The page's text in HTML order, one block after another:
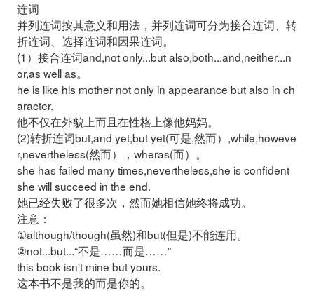
连词
并列连词按其意义和用法，并列连词可分为接合连词、转
折连词、选择连词和因果连词。
(1）接合连词and,not only...but also,both...and,neither...n
or,as well as。
he is like his mother not only in appearance but also in ch
aracter.
他不仅在外貌上而且在性格上像他妈妈。
(2)转折连词but,and yet,but yet(可是,然而）,while,howeve
r,nevertheless(然而），wheras(而）。
she has failed many times,nevertheless,she is confident
she willsucceed in the end.
她已经失败了很多次，然而她相信她终将成功。
注意：
①although/though(虽然)和but(但是)不能连用。
②not...but...“不是……而是……”
this book isn't mine but yours.
这本书不是我的而是你的。